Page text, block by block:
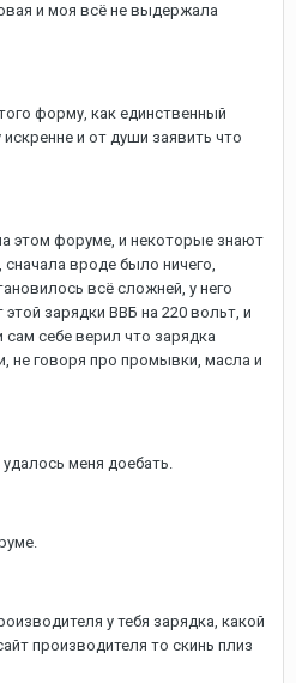
и моя всё не выдержала
форму, как единственный
искренне и от души заявить что
этом форуме, и некоторые знают
вроде было ничего,
всё сложней, у него
зарядки ВВБ на 220 вольт, и
сам себе верил что зарядка
не говоря про промывки, масла и
меня доебать.
у тебя зарядка, какой
производителя то скинь плиз